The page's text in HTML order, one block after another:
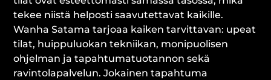
tekee niistä helposti saavutettavat kaikille.
Wanha Satama tarjoaa kaiken tarvittavan: upeat
tilat, huippuluokan tekniikan, monipuolisen
ohjelman ja tapahtumatuotannon sekä
ravintolapalvelun. Jokainen tapahtuma